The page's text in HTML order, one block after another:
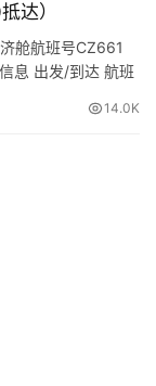
达）
舱航班号CZ661
息 出发/到达 航班
出发(Ta…
14.0K